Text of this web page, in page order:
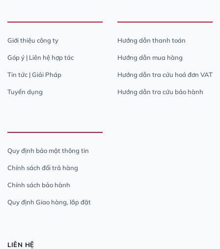
Giới thiệu công ty
Góp ý | Liên hệ hợp tác
Tin tức | Giải Pháp
Tuyển dụng
Hướng dẫn thanh toán
Hướng dẫn mua hàng
Hướng dẫn tra cứu hoá đơn VAT
Hướng dẫn tra cứu bảo hành
Quy định bảo mật thông tin
Chính sách đổi trả hàng
Chính sách bảo hành
Quy định Giao hàng, lắp đặt
LIÊN HỆ